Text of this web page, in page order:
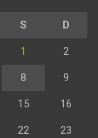
S D
1 2
8 9
15 16
22 23